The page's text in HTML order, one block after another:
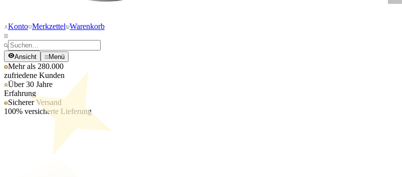
Konto Merkzettel Warenkorb
Ansicht Menü
Mehr als 280.000
zufriedene Kunden
Über 30 Jahre
Erfahrung
Sicherer Versand
100% versicherte Lieferung